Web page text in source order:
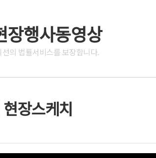
장행사동영상
선의 법률서비스를 보장합니다.
장스케치